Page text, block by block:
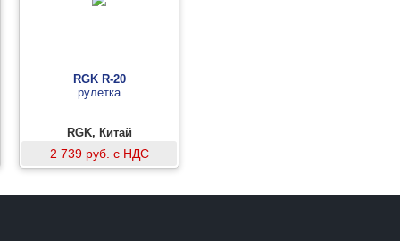
RGK R-20
рулетка
RGK, Китай
2 739 руб. с НДС